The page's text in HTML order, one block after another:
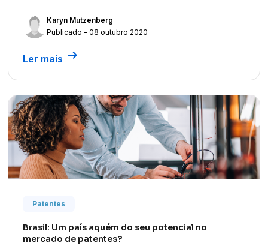
Karyn Mutzenberg
Publicado - 08 outubro 2020
Ler mais arrow_right_alt
Patentes
Brasil: Um país aquém do seu potencial no
mercado de patentes?